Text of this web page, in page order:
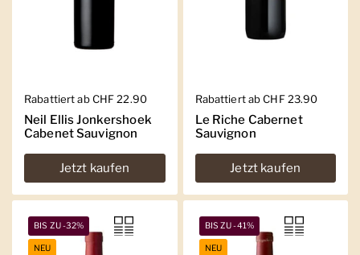
Regulärer Preis
Rabattiert ab CHF 22.90
Neil Ellis Jonkershoek
Cabenet Sauvignon
Jetzt kaufen
Regulärer Preis
Rabattiert ab CHF 23.90
Le Riche Cabernet
Sauvignon
Jetzt kaufen
BIS ZU -32%
NEU
BIS ZU -41%
NEU